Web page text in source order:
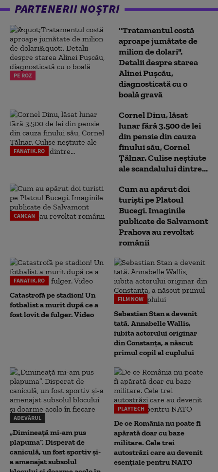
PARTENERII NOȘTRI
PE ROZ
"Tratamentul costă
aproape jumătate de
milion de dolari".
Detalii despre starea
Alinei Pușcău,
diagnosticată cu o
boală gravă
FANATIK.RO
Cornel Dinu, lăsat
lunar fără 3.500 de lei
din pensie din cauza
finului său, Cornel
Țălnar. Culise neștiute
ale scandalului dintre...
CANCAN
Cum au apărut doi
turiști pe Platoul
Bucegi. Imaginile
publicate de Salvamont
Prahova au revoltat
românii
FANATIK.RO
Catastrofă pe stadion! Un
fotbalist a murit după ce a
fost lovit de fulger. Video
FILM NOW
Sebastian Stan a devenit
tată. Annabelle Wallis,
iubita actorului originar
din Constanța, a născut
primul copil al cuplului
ADEVĂRUL
„Dimineață mi-am pus
plapuma”. Disperat de
caniculă, un fost sportiv și-
a amenajat subsolul
PLAYTECH
De ce România nu poate fi
apărată doar cu baze
militare. Cele trei
autostrăzi care au devenit
esențiale pentru NATO